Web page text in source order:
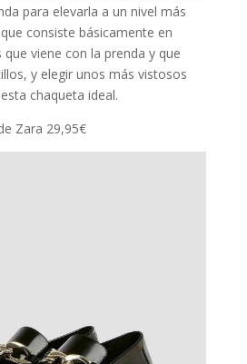
para elevarla a un nivel más
consiste básicamente en
viene con la prenda y que
y elegir unos más vistosos
chaqueta ideal.
Zara 29,95€